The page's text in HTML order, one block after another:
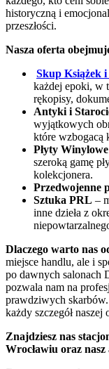
historyczną i
przeszłości.
Nasza oferta
Skup Książek
każdej epoki, w
rękopisy,
Antyki i
wyjątkowych
które wzbogacą
Płyty Winylowe
szeroką gamę
kolekcjonera.
Przedwojenne
Sztuka PRL –
inne dzieła z
Dlaczego warto nas
miejsce handlu, ale i
po dawnych salonach
pozwala nam na
prawdziwych
każdy szczegół naszej
Znajdziesz nas
Wrocławiu oraz